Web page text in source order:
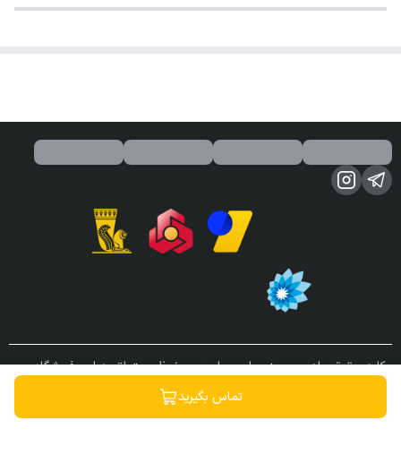
تماس بگیرید
کلیه حقوق مادی و معنوی این سایت محفوظ و متعلق به این فروشگاه می